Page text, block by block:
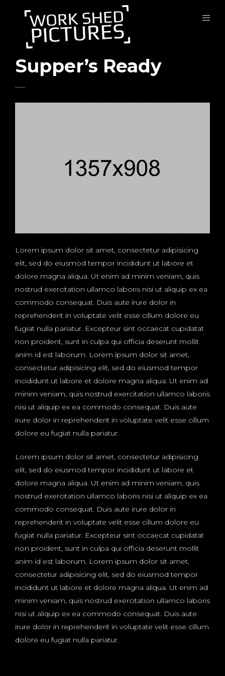
Supper’s Ready
Lorem ipsum dolor sit amet, consectetur adipisicing
elit, sed do eiusmod tempor incididunt ut labore et
dolore magna aliqua. Ut enim ad minim veniam, quis
nostrud exercitation ullamco laboris nisi ut aliquip ex ea
commodo consequat. Duis aute irure dolor in
reprehenderit in voluptate velit esse cillum dolore eu
fugiat nulla pariatur. Excepteur sint occaecat cupidatat
non proident, sunt in culpa qui officia deserunt mollit
anim id est laborum. Lorem ipsum dolor sit amet,
consectetur adipisicing elit, sed do eiusmod tempor
incididunt ut labore et dolore magna aliqua. Ut enim ad
minim veniam, quis nostrud exercitation ullamco laboris
nisi ut aliquip ex ea commodo consequat. Duis aute
irure dolor in reprehenderit in voluptate velit esse cillum
dolore eu fugiat nulla pariatur.
Lorem ipsum dolor sit amet, consectetur adipisicing
elit, sed do eiusmod tempor incididunt ut labore et
dolore magna aliqua. Ut enim ad minim veniam, quis
nostrud exercitation ullamco laboris nisi ut aliquip ex ea
commodo consequat. Duis aute irure dolor in
reprehenderit in voluptate velit esse cillum dolore eu
fugiat nulla pariatur. Excepteur sint occaecat cupidatat
non proident, sunt in culpa qui officia deserunt mollit
anim id est laborum. Lorem ipsum dolor sit amet,
consectetur adipisicing elit, sed do eiusmod tempor
incididunt ut labore et dolore magna aliqua. Ut enim ad
minim veniam, quis nostrud exercitation ullamco laboris
nisi ut aliquip ex ea commodo consequat. Duis aute
irure dolor in reprehenderit in voluptate velit esse cillum
dolore eu fugiat nulla pariatur.